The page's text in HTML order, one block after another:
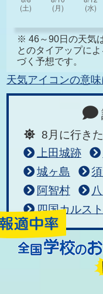
※ 46～90日の天気
とのタイアップに
づく予想です。
天気アイコンの意
8月に行き
上田城跡
城ヶ島
阿智村
四国カルスト